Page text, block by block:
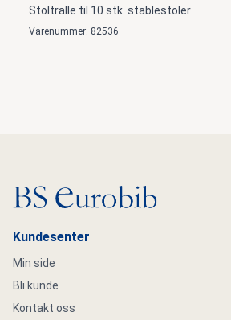
Stoltralle til 10 stk. stablestoler
Varenummer: 82536
Gå til hovedsiden
Kundesenter
Min side
Bli kunde
Kontakt oss